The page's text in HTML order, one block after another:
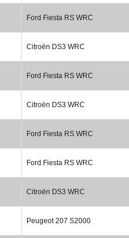
Ford Fiesta RS WRC
Citroën DS3 WRC
Ford Fiesta RS WRC
Citroën DS3 WRC
Ford Fiesta RS WRC
Ford Fiesta RS WRC
Citroën DS3 WRC
Peugeot 207 S2000